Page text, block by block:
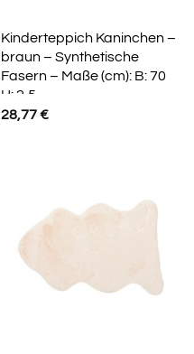
Kinderteppich Kaninchen –
braun – Synthetische
Fasern – Maße (cm): B: 70
H: 2,5
28,77€